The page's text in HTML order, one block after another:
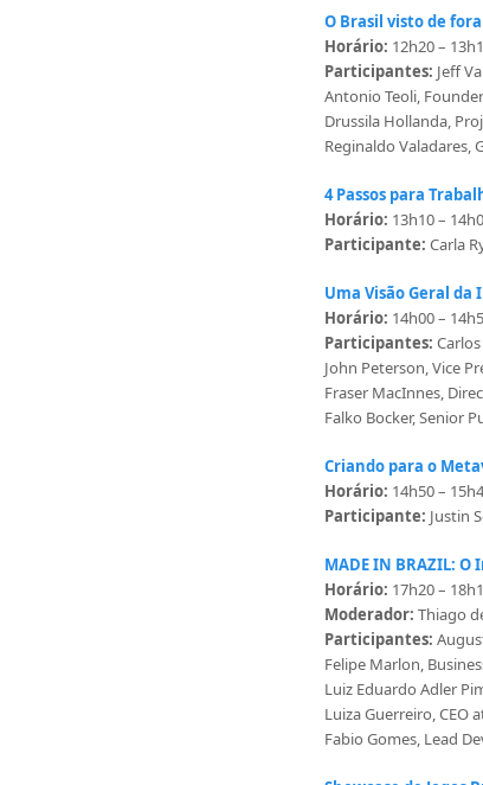
O Brasil visto de fora
Horário: 12h20 –
Participantes: Jeff
Antonio Teoli,
Drussila Hollanda,
Reginaldo Valadares,
4 Passos para
Horário: 13h10 –
Participante: Carla
Uma Visão Geral
Horário: 14h00 –
Participantes:
John Peterson, Vice
Fraser MacInnes,
Falko Bocker, Senior
Criando para o
Horário: 14h50 –
Participante: Justin
MADE IN BRAZIL:
Horário: 17h20 –
Moderador: Thiago
Participantes:
Felipe Marlon,
Luiz Eduardo Adler
Luiza Guerreiro, CEO
Fabio Gomes, Lead